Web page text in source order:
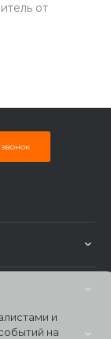
от
звонок
и
на